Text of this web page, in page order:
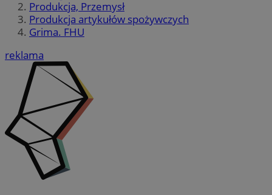
Produkcja, Przemysł
Produkcja artykułów spożywczych
Grima. FHU
reklama